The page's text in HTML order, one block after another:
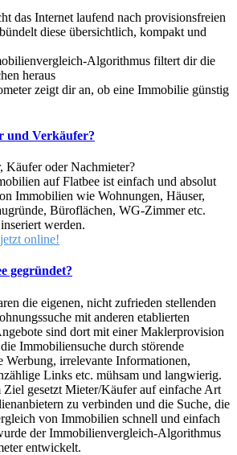
das Internet laufend nach provisionsfreien
diese übersichtlich, kompakt und
Algorithmus filtert dir die
heraus
zeigt dir an, ob eine Immobilie günstig
und Verkäufer?
Käufer oder Nachmieter?
auf Flatbee ist einfach und absolut
Immobilien wie Wohnungen, Häuser,
Büroflächen, WG-Zimmer etc.
werden.
online!
gegründet?
die eigenen, nicht zufrieden stellenden
mit anderen etablierten
sind dort mit einer Maklerprovision
die Immobiliensuche durch störende
Werbung, irrelevante Informationen,
Links etc. mühsam und langwierig.
Ziel gesetzt Mieter/Käufer auf einfache Art
zu verbinden und die Suche, die
von Immobilien schnell und einfach
der Immobilienvergleich-Algorithmus
entwickelt.